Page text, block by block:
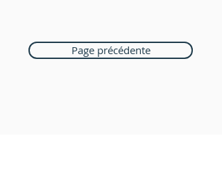
Page précédente